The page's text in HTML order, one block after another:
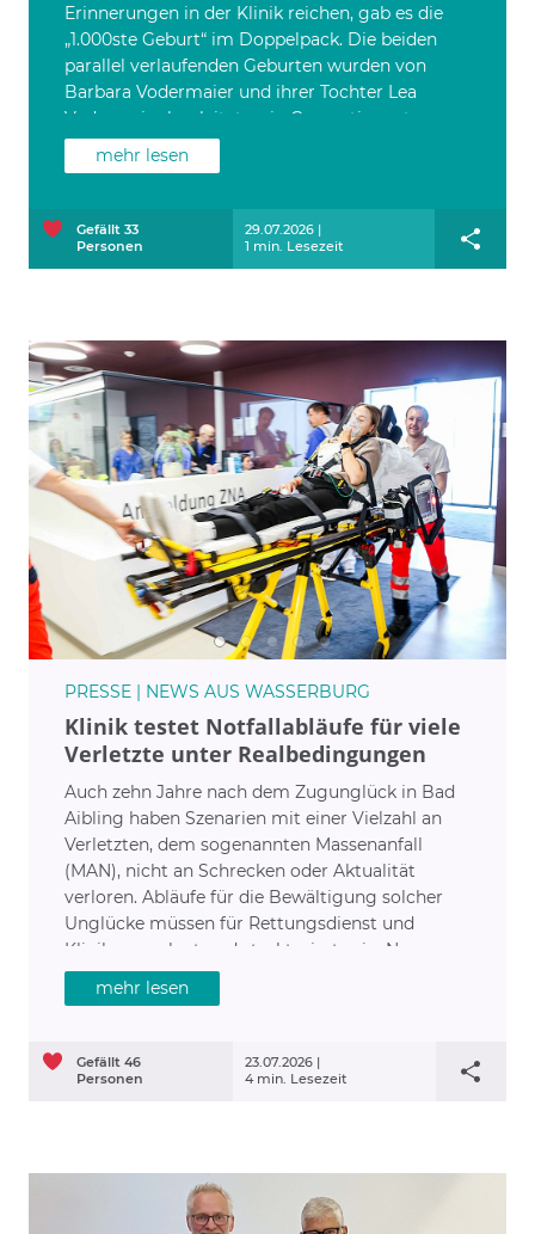
Erinnerungen in der Klinik reichen, gab es die
„1.000ste Geburt“ im Doppelpack. Die beiden
parallel verlaufenden Geburten wurden von
Barbara Vodermaier und ihrer Tochter Lea
Vodermaier begleitet – ein Generationenteam,
das Professionalität und Herzlichkeit verbindet.
Unisono erzählen die beiden Hebammen: „Solche
zeitgleich zwei Schwangere betreuen durften und
dann beide Kinder als ,1.000. Geburt' gelten – das
berührt uns sehr.
mehr lesen
29.07.2026 |
1 min. Lesezeit
Gefällt 33
Personen
PRESSE | NEWS AUS WASSERBURG
Klinik testet Notfallabläufe für viele
Verletzte unter Realbedingungen
Auch zehn Jahre nach dem Zugunglück in Bad
Aibling haben Szenarien mit einer Vielzahl an
Verletzten, dem sogenannten Massenanfall
(MAN), nicht an Schrecken oder Aktualität
verloren. Abläufe für die Bewältigung solcher
Unglücke müssen für Rettungsdienst und
Kliniken geplant und strukturiert sein. Nur so
kann sichergestellt werden, dass alle Patienten
die benötigte Behandlung erhalten.
mehr lesen
23.07.2026 |
4 min. Lesezeit
Gefällt 46
Personen